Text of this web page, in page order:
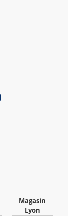
Magasin
Lyon